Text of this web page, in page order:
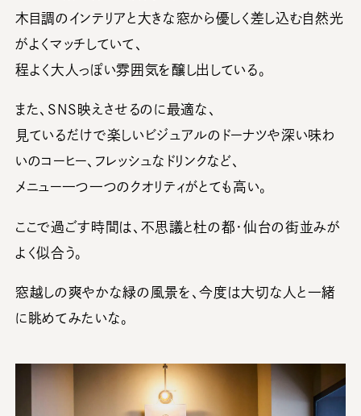
木目調のインテリアと大きな窓から優しく差し込む自然光
がよくマッチしていて、
程よく大人っぽい雰囲気を醸し出している。
また、SNS映えさせるのに最適な、
見ているだけで楽しいビジュアルのドーナツや深い味わ
いのコーヒー、フレッシュなドリンクなど、
メニュー一つ一つのクオリティがとても高い。
ここで過ごす時間は、不思議と杜の都・仙台の街並みが
よく似合う。
窓越しの爽やかな緑の風景を、今度は大切な人と一緒
に眺めてみたいな。